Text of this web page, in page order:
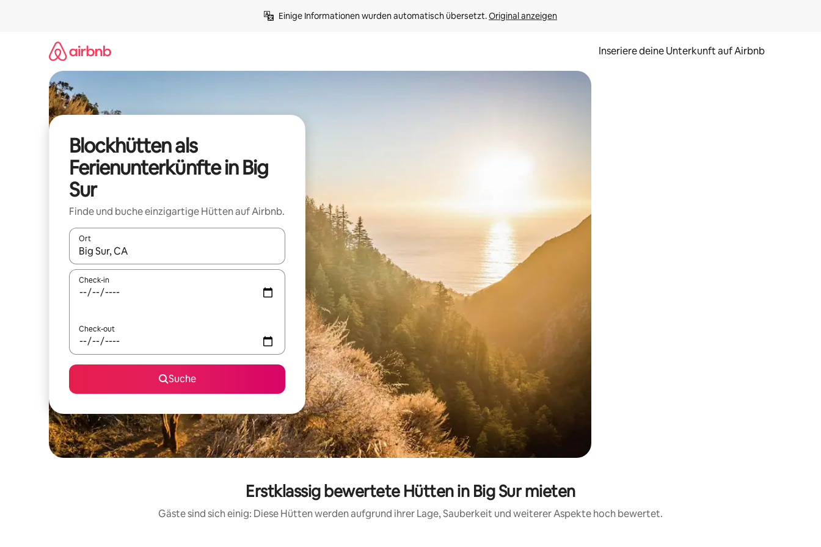
Einige Informationen wurden automatisch übersetzt. Original anzeigen
Inseriere deine Unterkunft auf Airbnb
Blockhütten als
Ferienunterkünfte in Big
Sur
Finde und buche einzigartige Hütten auf Airbnb.
Ort
Wenn Ergebnisse verfügbar sind, navigiere mit den Pfeiltasten nach oben und unten oder erkunde die Ergebnisse durch Berühren oder Wischgesten.
Check-in
Check-out
Suche
Erstklassig bewertete Hütten in Big Sur mieten
Gäste sind sich einig: Diese Hütten werden aufgrund ihrer Lage, Sauberkeit und weiterer Aspekte hoch bewertet.